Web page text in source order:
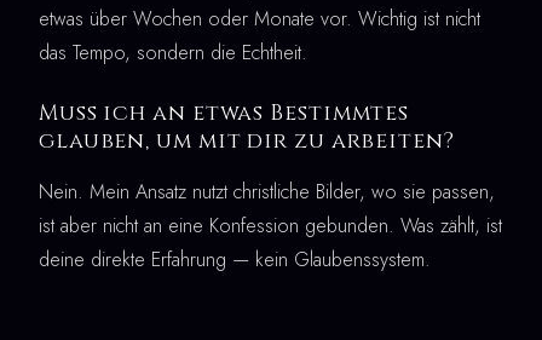
etwas über Wochen oder Monate vor. Wichtig ist nicht
das Tempo, sondern die Echtheit.
Muss ich an etwas Bestimmtes
glauben, um mit dir zu arbeiten?
Nein. Mein Ansatz nutzt christliche Bilder, wo sie passen,
ist aber nicht an eine Konfession gebunden. Was zählt, ist
deine direkte Erfahrung — kein Glaubenssystem.